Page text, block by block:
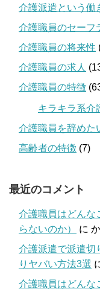
介護派遣という働
介護職員のセーフ
介護職員の将来性
介護職員の求人
介護職員の特徴
キラキラ系介
介護職員を辞めた
高齢者の特徴 (7)
最近のコメント
介護職員はどんな
らないのか）
に
介護派遣で派遣切
りヤバい方法3選
介護職員はどんな